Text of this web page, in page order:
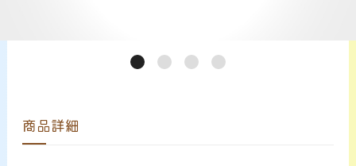
商品詳細